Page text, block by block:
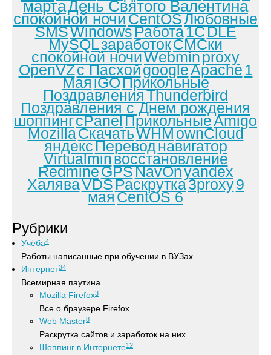
мартаДень Святого Валентина
спокойной ночиCentOSЛюбовные
SMSWindowsРабота1СDLE
MySQLзаработокСМСки
спокойной ночиWebminproxy
OpenVZс ПасхойgoogleApache 1
МаяiGOПрикольные
ПоздравленияThunderbird
Поздравления с Днем рождения
шоппингcPanelПрикольныеAmigo
MozillaСкачатьWHMownCloud
яндексПереводнавигатор
Virtualminвосстановление
RedmineGPSNavOnyandex
ХаляваVDSРаскрутка3proxy9
маяCentOS 6
Рубрики
Учёба4
Работы написанные при обучении в ВУЗах
Интернет34
Всемирная паутина
Mozilla Firefox3
Все о браузере Firefox
Web Master8
Раскрутка сайтов и заработок на них
Шоппинг в Интернете12